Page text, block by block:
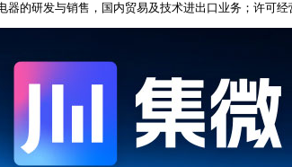
的研发与销售，国内贸易及技术进出口业务；许可经